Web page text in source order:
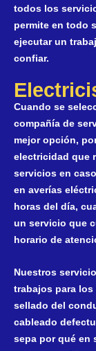
todos los
permite en todo
ejecutar un
confiar.
Cuando se
compañía de
mejor opción,
electricidad que
servicios en
en averías
horas del día,
un servicio que
horario de
Nuestros
trabajos para
sellado del
cableado
sepa por qué en